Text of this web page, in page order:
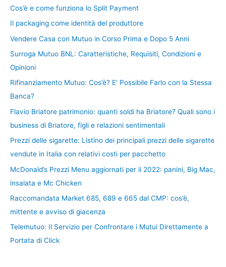
Cos’è e come funziona lo Split Payment
Il packaging come identità del produttore
Vendere Casa con Mutuo in Corso Prima e Dopo 5 Anni
Surroga Mutuo BNL: Caratteristiche, Requisiti, Condizioni e
Opinioni
Rifinanziamento Mutuo: Cos’è? E’ Possibile Farlo con la Stessa
Banca?
Flavio Briatore patrimonio: quanti soldi ha Briatore? Quali sono i
business di Briatore, figli e relazioni sentimentali
Prezzi delle sigarette: Listino dei principali prezzi delle sigarette
vendute in Italia con relativi costi per pacchetto
McDonald’s Prezzi Menu aggiornati per il 2022: panini, Big Mac,
insalata e Mc Chicken
Raccomandata Market 685, 689 e 665 dal CMP: cos’è,
mittente e avviso di giacenza
Telemutuo: Il Servizio per Confrontare i Mutui Direttamente a
Portata di Click